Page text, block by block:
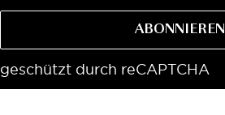
ABONNIEREN
geschützt durch reCAPTCHA